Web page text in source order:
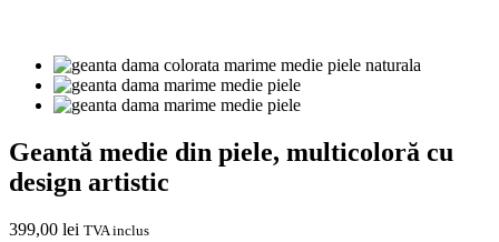
Geantă medie din piele, multicoloră cu
design artistic
399,00 lei TVA inclus